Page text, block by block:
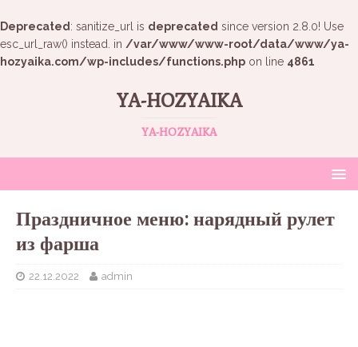
Deprecated : sanitize_url is deprecated since version 2.8.0! Use
esc_url_raw() instead. in /var/www/www-root/data/www/ya-
hozyaika.com/wp-includes/functions.php on line 4861
YA-HOZYAIKA
YA-HOZYAIKA
Праздничное меню: нарядный рулет
из фарша
22.12.2022 admin